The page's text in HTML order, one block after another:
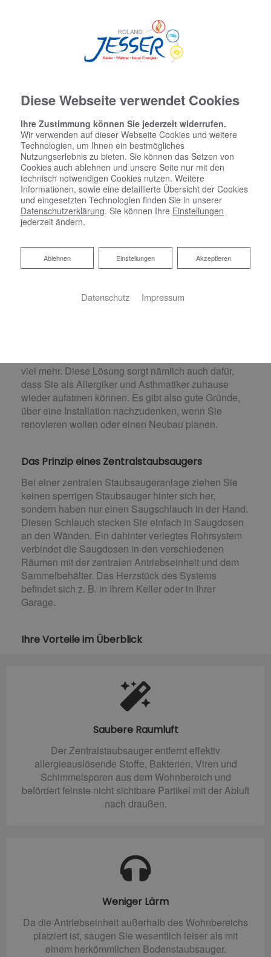
Zentralstaubsauger von Roland
Jesser GmbH
viel mehr. Diese Lösung sorgt nämlich auch dafür,
dass Sie als Allergiker und Asthmatiker zuhause
wieder aufatmen können. Es gibt also gute Gründe,
über eine Installation nachzudenken, wenn Sie
renovieren wollen oder einen Neubau planen.
Das Prinzip eines Zentralstaubsaugers
Bei einer zentralen Staubsaugeranlage ziehen Sie
keinen sperrigen Staubsauger hinter sich her,
sondern haben nur einen Saugschlauch in der Hand.
Diesen Schlauch stecken Sie einfach in Saugdosen
an den Wänden. Ein dahinter verlegtes Rohrsystem
verbindet die Saugdosen in den verschiedenen
Räumen mit der zentralen Antriebseinheit und dem
Sammelbehälter. Das Herzstück des Systems
befindet sich z. B. in Ihrem Keller oder in Ihrer
Garage.
Ihre Vorteile im Überblick
Saubere Raumluft
Der Zentralstaubsauger entfernt effektiv
allergieauslösende Stoffe, Bakterien, Viren und
Schimmelsporen aus dem Wohnbereich und
befördert feinste nicht sichtbare Partikel mit der Abluft
nach draußen.
Weniger Lärm
Da die Antriebseinheit außerhalb des Wohnbereichs
platziert ist, saugen Sie wesentlich leiser als mit
einem herkömmlichen Bodenstaubsauger.
Diese Webseite verwendet Cookies
Ihre Zustimmung können Sie jederzeit widerrufen.
Wir verwenden auf dieser Webseite Cookies und weitere
Technologien, um Ihnen ein bestmögliches
Nutzungserlebnis zu bieten. Sie können das Setzen von
Cookies auch ablehnen und unsere Seite nur mit den
technisch notwendigen Cookies nutzen. Weitere
Informationen, sowie eine detaillierte Übersicht der Cookies
und eingesetzten Technologien finden Sie in unserer
Datenschutzerklärung. Sie können Ihre Einstellungen
jederzeit ändern.
Akzeptieren
Einstellungen
Ablehnen
Ablehnen
Datenschutz Impressum